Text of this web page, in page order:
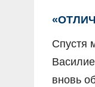
Спустя
вновь